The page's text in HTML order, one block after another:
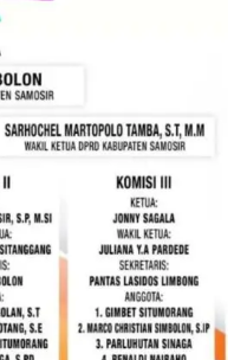
disambut baik
besar tengah bersiap
HUT Kemerdekaan RI
di lingkungan
yang berlangsung
menyapa warga,
dan kenyamanan
serta membuka ruang
warga dapat
maupun informasi terkait
mereka.‎‎‎Salah satu
dalam kegiatan
kepada warga untuk
Putih secara penuh,